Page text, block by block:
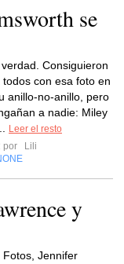
se
Consiguieron
con esa foto en
anillo-no-anillo, pero
a nadie: Miley
Leer el resto
por
Lili
y
Fotos, Jennifer